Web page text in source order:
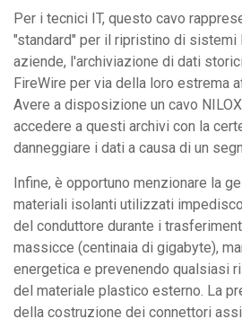
Per i tecnici IT, questo cavo
"standard" per il ripristino di sistemi
aziende, l'archiviazione di dati
FireWire per via della loro estrema
Avere a disposizione un cavo
accedere a questi archivi con la
danneggiare i dati a causa di un
Infine, è opportuno menzionare la
materiali isolanti utilizzati
del conduttore durante i
massicce (centinaia di gigabyte),
energetica e prevenendo qualsiasi
del materiale plastico esterno. La
della costruzione dei connettori